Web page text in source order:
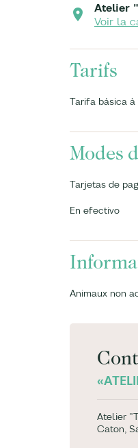
Atelier
Voir la
Tarifs
Tarifa básica
Modes
Tarjetas de
En efectivo
Animaux non
Atelier
Caton,